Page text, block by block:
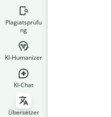
Plagiatsprüfu
ng
KI-Humanizer
KI-Chat
Übersetzer